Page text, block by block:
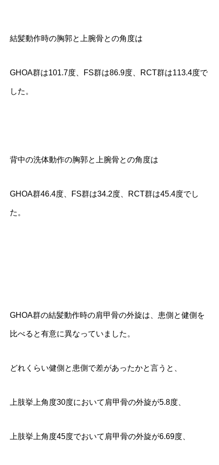
結髪動作時の胸郭と上腕骨との角度は
GHOA群は101.7度、FS群は86.9度、RCT群は113.4度で
した。
背中の洗体動作の胸郭と上腕骨との角度は
GHOA群46.4度、FS群は34.2度、RCT群は45.4度でし
た。
GHOA群の結髪動作時の肩甲骨の外旋は、患側と健側を
比べると有意に異なっていました。
どれくらい健側と患側で差があったかと言うと、
上肢挙上角度30度において肩甲骨の外旋が5.8度、
上肢挙上角度45度でおいて肩甲骨の外旋が6.69度、